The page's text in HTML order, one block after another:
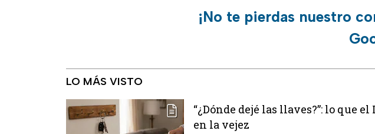
¡No te pierdas nuestro
LO MÁS VISTO
“¿Dónde dejé las llaves?”: lo que
en la vejez